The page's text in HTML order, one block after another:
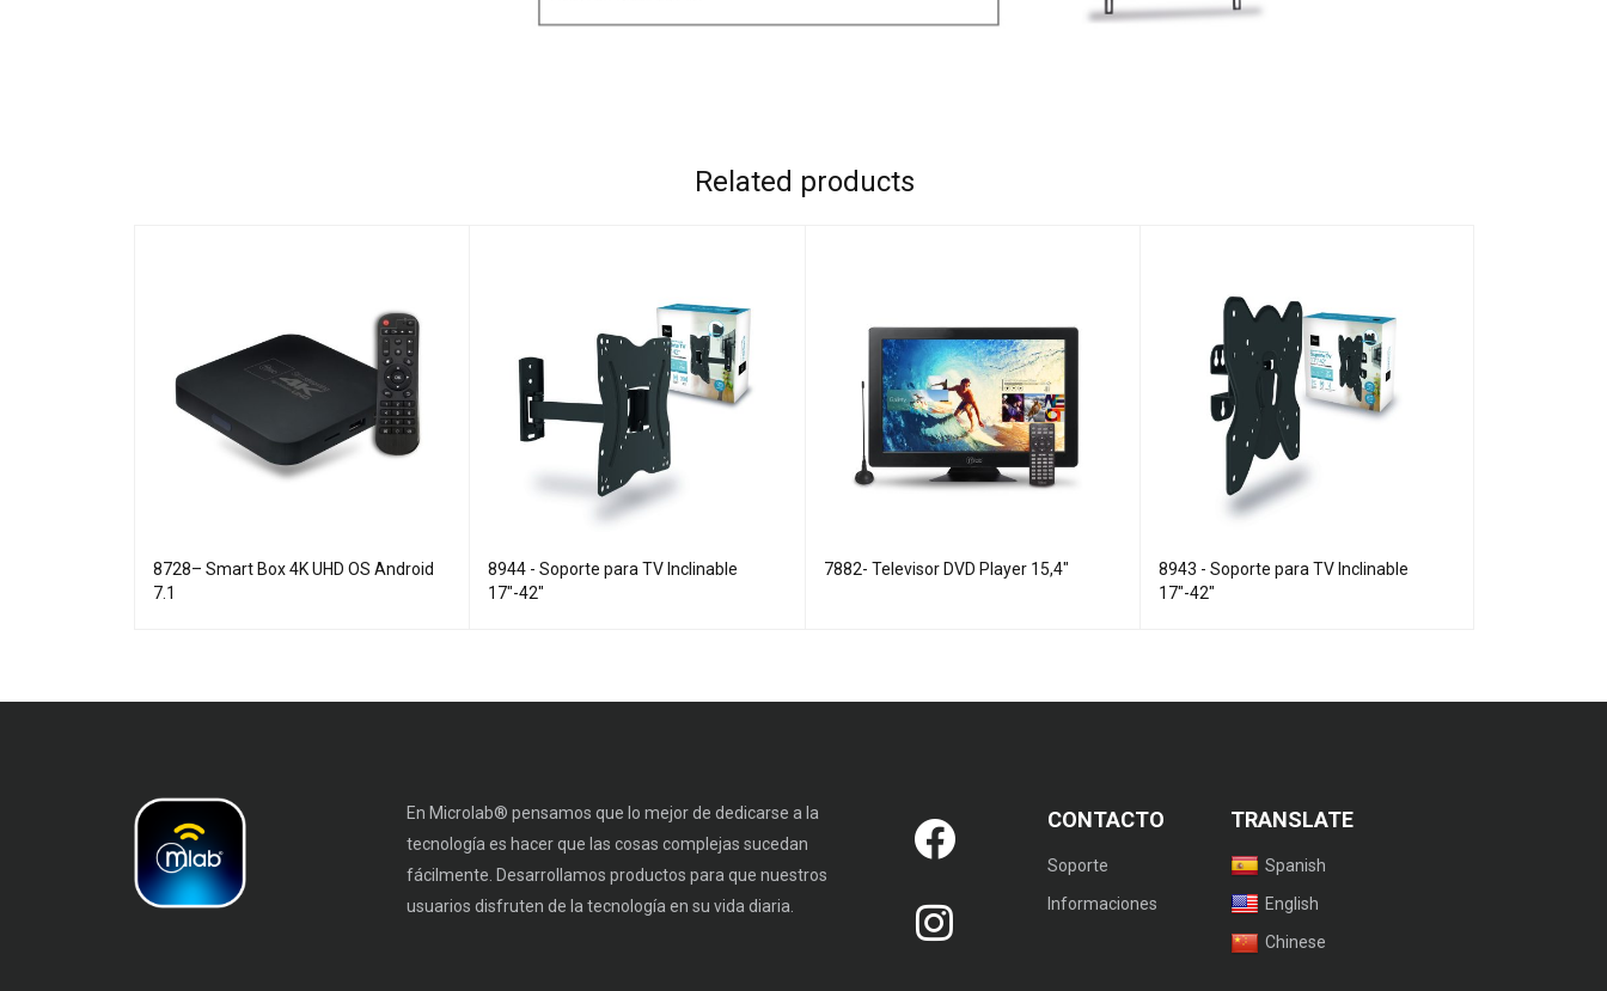
Related products
8728– Smart Box 4K UHD OS Android
7.1
8944 - Soporte para TV Inclinable
17"-42"
7882- Televisor DVD Player 15,4"
8943 - Soporte para TV Inclinable
17"-42"
En Microlab® pensamos que lo mejor de dedicarse a la
tecnología es hacer que las cosas complejas sucedan
fácilmente. Desarrollamos productos para que nuestros
usuarios disfruten de la tecnología en su vida diaria.
CONTACTO
Soporte
Informaciones
TRANSLATE
Spanish
English
Chinese